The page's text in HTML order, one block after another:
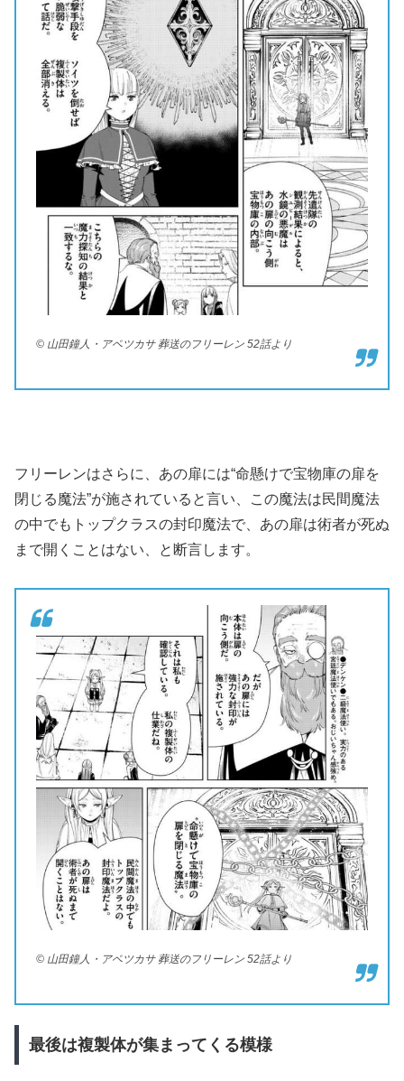
© 山田鐘人・アベツカサ 葬送のフリーレン 52話より
フリーレンはさらに、あの扉には“命懸けで宝物庫の扉を
閉じる魔法”が施されていると言い、この魔法は民間魔法
の中でもトップクラスの封印魔法で、あの扉は術者が死ぬ
まで開くことはない、と断言します。
© 山田鐘人・アベツカサ 葬送のフリーレン 52話より
最後は複製体が集まってくる模様